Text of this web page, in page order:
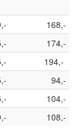
168,-
174,-
194,-
94,-
104,-
108,-